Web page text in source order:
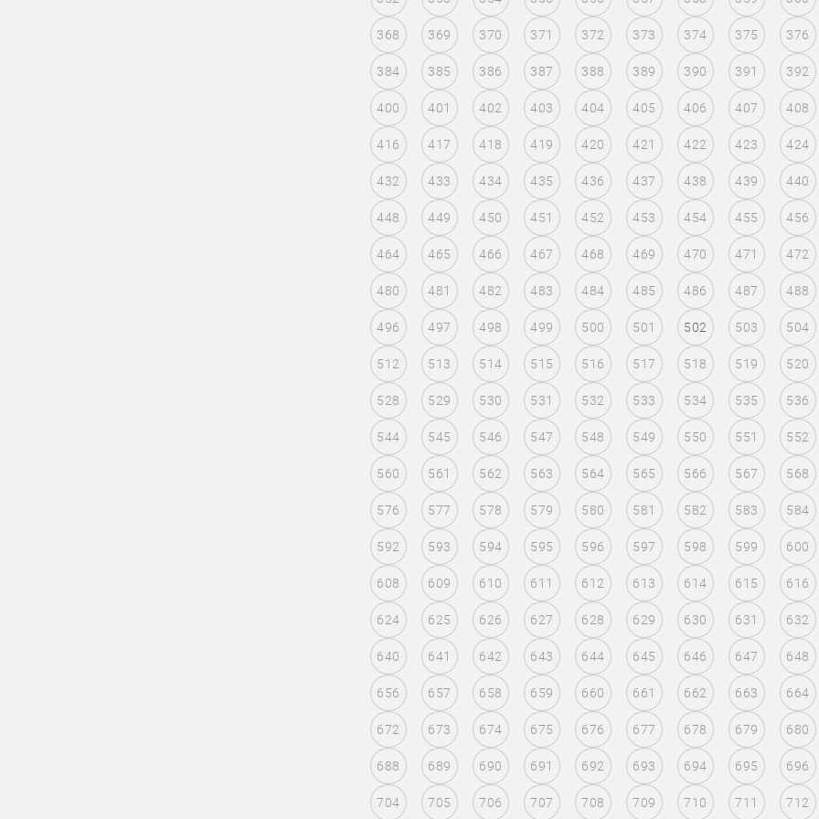
368 369 370 371 372 373 374 375 376
384 385 386 387 388 389 390 391 392
400 401 402 403 404 405 406 407 408
416 417 418 419 420 421 422 423 424
432 433 434 435 436 437 438 439 440
448 449 450 451 452 453 454 455 456
464 465 466 467 468 469 470 471 472
480 481 482 483 484 485 486 487 488
496 497 498 499 500 501 502 503 504
512 513 514 515 516 517 518 519 520
528 529 530 531 532 533 534 535 536
544 545 546 547 548 549 550 551 552
560 561 562 563 564 565 566 567 568
576 577 578 579 580 581 582 583 584
592 593 594 595 596 597 598 599 600
608 609 610 611 612 613 614 615 616
624 625 626 627 628 629 630 631 632
640 641 642 643 644 645 646 647 648
656 657 658 659 660 661 662 663 664
672 673 674 675 676 677 678 679 680
688 689 690 691 692 693 694 695 696
704 705 706 707 708 709 710 711 712